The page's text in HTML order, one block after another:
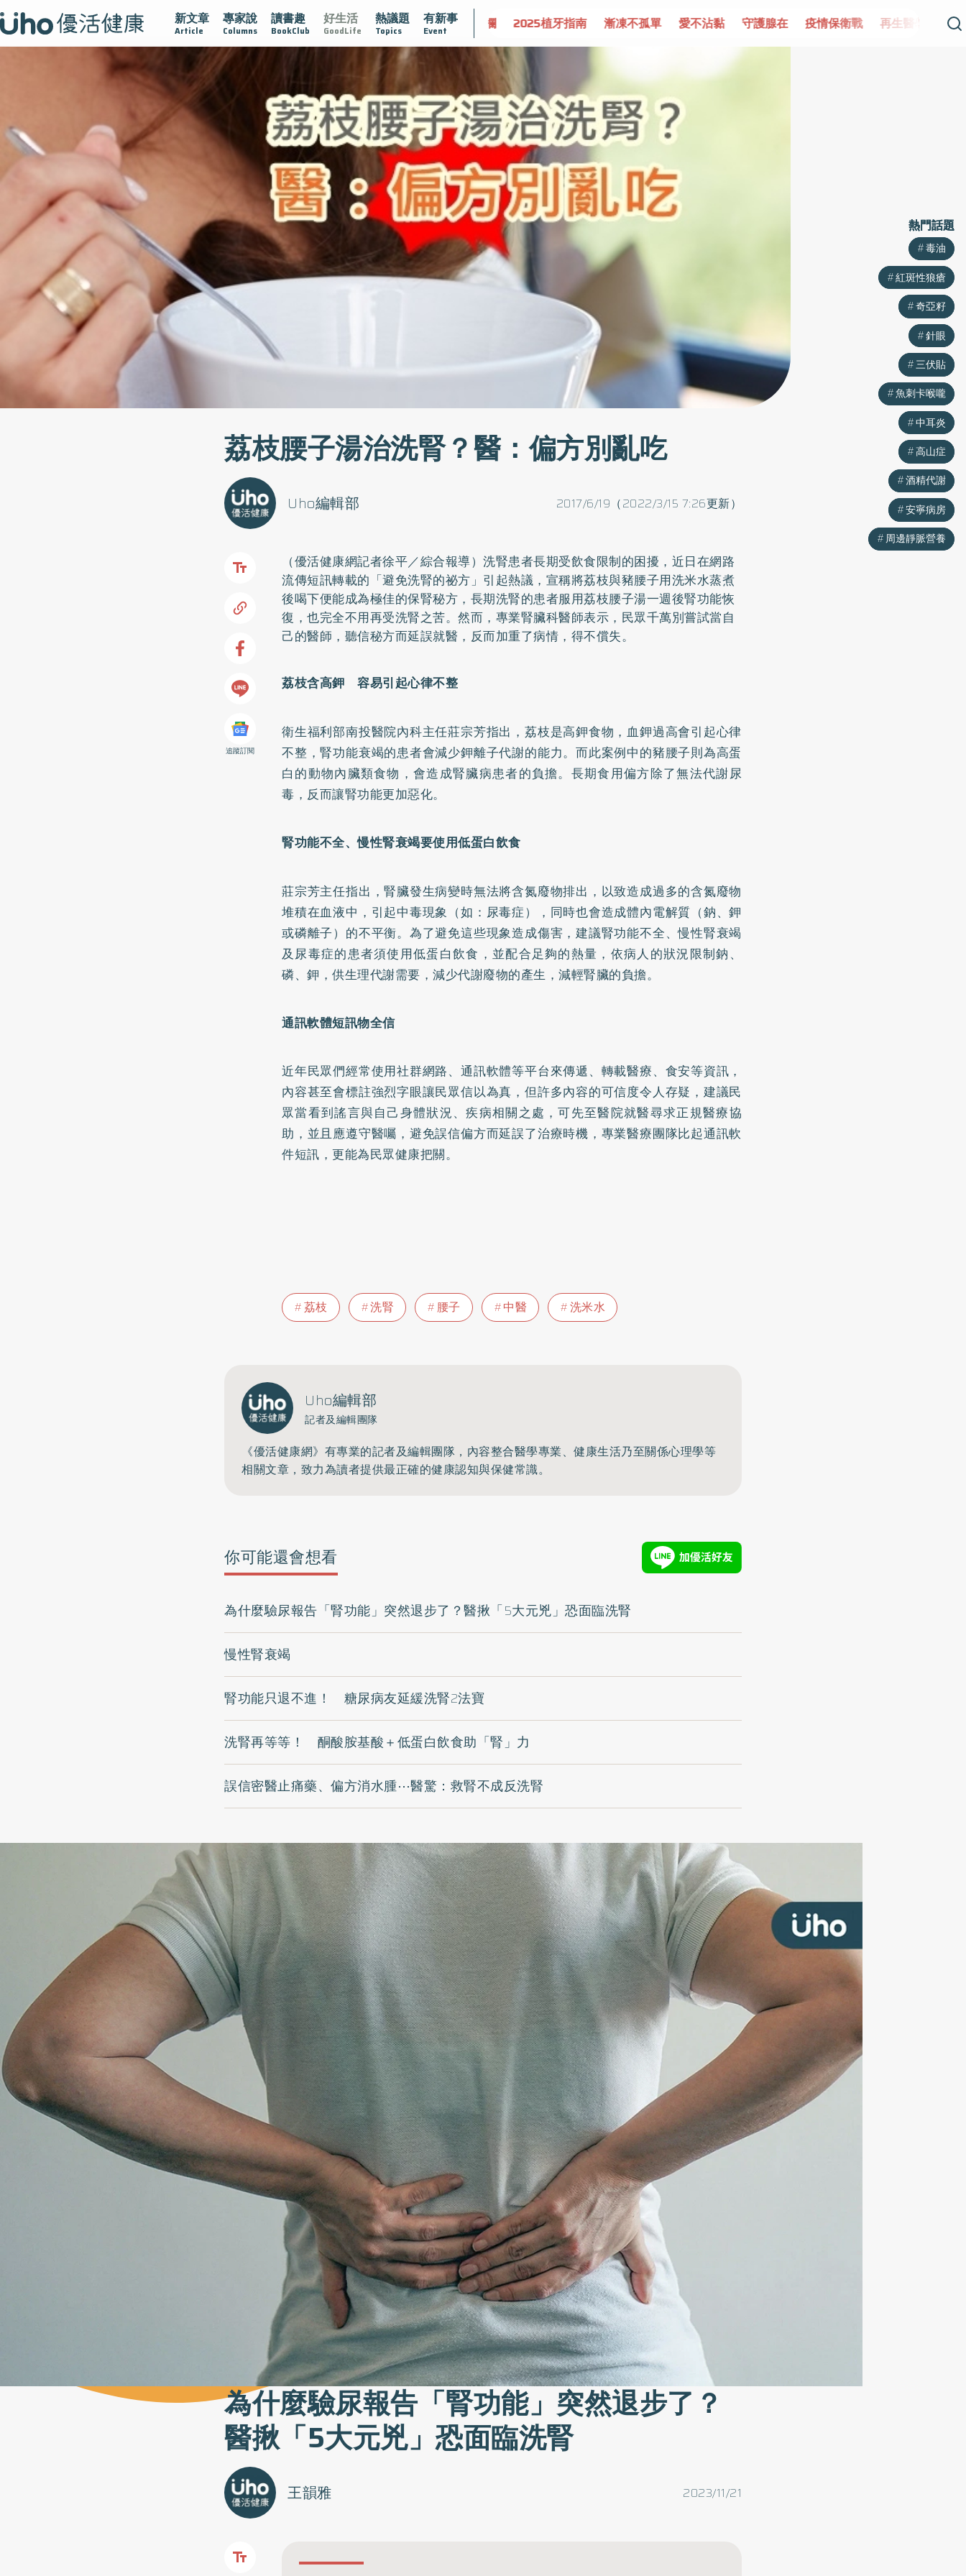
新文章
Article
專家說
Columns
讀書趣
BookClub
好生活
GoodLife
熱議題
Topics
有新事
Event
疫情保衛戰 再生醫學 愛的未來視 認識攝護腺肥大 守護骨骼健康 達文西手術專欄 2025植牙指南 漸凍不孤單 愛不沾黏 守護腺在 疫情保衛戰 再生醫學 愛的
荔枝腰子湯治洗腎？醫：偏方別亂吃
2017/6/19（2022/3/15 7:26更新）
Uho編輯部
追蹤訂閱
（優活健康網記者徐平／綜合報導）洗腎患者長期受飲食限制的困擾，近日在網路
流傳短訊轉載的「避免洗腎的祕方」引起熱議，宣稱將荔枝與豬腰子用洗米水蒸煮
後喝下便能成為極佳的保腎秘方，長期洗腎的患者服用荔枝腰子湯一週後腎功能恢
復，也完全不用再受洗腎之苦。然而，專業腎臟科醫師表示，民眾千萬別嘗試當自
己的醫師，聽信秘方而延誤就醫，反而加重了病情，得不償失。
荔枝含高鉀 容易引起心律不整
衛生福利部南投醫院內科主任莊宗芳指出，荔枝是高鉀食物，血鉀過高會引起心律
不整，腎功能衰竭的患者會減少鉀離子代謝的能力。而此案例中的豬腰子則為高蛋
白的動物內臟類食物，會造成腎臟病患者的負擔。長期食用偏方除了無法代謝尿
毒，反而讓腎功能更加惡化。
腎功能不全、慢性腎衰竭要使用低蛋白飲食
莊宗芳主任指出，腎臟發生病變時無法將含氮廢物排出，以致造成過多的含氮廢物
堆積在血液中，引起中毒現象（如：尿毒症），同時也會造成體內電解質（鈉、鉀
或磷離子）的不平衡。為了避免這些現象造成傷害，建議腎功能不全、慢性腎衰竭
及尿毒症的患者須使用低蛋白飲食，並配合足夠的熱量，依病人的狀況限制鈉、
磷、鉀，供生理代謝需要，減少代謝廢物的產生，減輕腎臟的負擔。
通訊軟體短訊物全信
近年民眾們經常使用社群網路、通訊軟體等平台來傳遞、轉載醫療、食安等資訊，
內容甚至會標註強烈字眼讓民眾信以為真，但許多內容的可信度令人存疑，建議民
眾當看到謠言與自己身體狀況、疾病相關之處，可先至醫院就醫尋求正規醫療協
助，並且應遵守醫囑，避免誤信偏方而延誤了治療時機，專業醫療團隊比起通訊軟
件短訊，更能為民眾健康把關。
荔枝 洗腎 腰子 中醫 洗米水
Uho編輯部
記者及編輯團隊
《優活健康網》有專業的記者及編輯團隊，內容整合醫學專業、健康生活乃至關係心理學等
相關文章，致力為讀者提供最正確的健康認知與保健常識。
你可能還會想看
為什麼驗尿報告「腎功能」突然退步了？醫揪「5大元兇」恐面臨洗腎
慢性腎衰竭
腎功能只退不進！ 糖尿病友延緩洗腎2法寶
洗腎再等等！ 酮酸胺基酸＋低蛋白飲食助「腎」力
誤信密醫止痛藥、偏方消水腫⋯醫驚：救腎不成反洗腎
熱門話題
毒油
紅斑性狼瘡
奇亞籽
針眼
三伏貼
魚刺卡喉嚨
中耳炎
高山症
酒精代謝
安寧病房
周邊靜脈營養
為什麼驗尿報告「腎功能」突然退步了？
醫揪「5大元兇」恐面臨洗腎
2023/11/21
王韻雅
熱門話題
毒油
紅斑性狼瘡
奇亞籽
針眼
三伏貼
魚刺卡喉嚨
中耳炎
高山症
酒精代謝
安寧病房
周邊靜脈營養